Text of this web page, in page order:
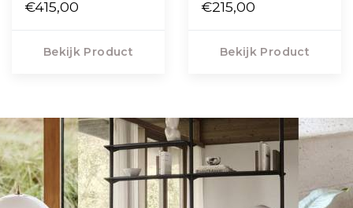
€415,00
Bekijk Product
€215,00
Bekijk Product